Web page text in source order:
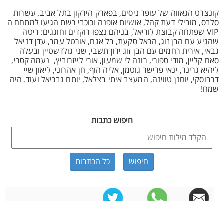
קונצרט הגאווה של עופר ניסים, בפארק הירקון בתל אביב. עשרות
סלבס, מובילי דעת קהל, אושיות אופנה וכוכבי רשת הגיעו למתחם ה
VIP שפתחה קבוצת לוריאל, בניהם נצפו רוקדים וחוגגים: ריטה
שהגיע עם הבן זוג, הראל סקעת, בל אגם, אורטל עמר, עדן דניאל
גבאי, אירית רחמים עם הבן זוג ירון תשבי, שני גולדשטיין ובעלה
סאם קליין, מודי ספורי, רונה לי שמעון, אורי לייזרוביץ, נעמה קסרי,
ליהיא גרינר, ינאי פרישר גוטמן, אליה הוף, חן אהרוני, ליאון שיי
דרבוסקי, יוחנן טווינה, המעצב איתי בצלאל, יותם גבריאל ועוד. היה
שמח!
חיפוש כתבות
כל הכתבות